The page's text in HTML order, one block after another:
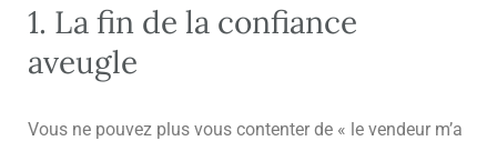
1. La fin de la confiance
aveugle
Vous ne pouvez plus vous contenter de « le vendeur m’a